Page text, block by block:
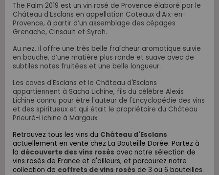
The Palm 2019 est un vin rosé de Provence élaboré par le
Château d’Esclans en appellation Coteaux d’Aix-en-
Provence, à partir d’un assemblage des cépages
Grenache, Cinsault et Syrah.
Au nez, il offre une très belle fraîcheur aromatique suivie
en bouche, d’une matière plus ronde et suave avec de
subtiles notes fruitées et une belle longueur.
Les caves d'Esclans et le Château d'Esclans
appartiennent à Sacha Lichine, fils du célèbre Alexis
Lichine connu pour être l'auteur de l'Encyclopédie des vins
et des spiritueux et qui était le propriétaire du Château
Prieuré-Lichine à Margaux.
Retrouvez tous les vins du Château d'Esclans
actuellement en vente chez La Bouteille Dorée. Partez à
la découverte des vins rosés avec notre sélection de
vins rosés de France et d'ailleurs, et parcourez notre
collection de coffrets de vins rosés de 3 ou 6 bouteilles.